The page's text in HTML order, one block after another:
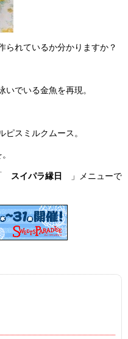
られているか分かりますか？
でいる金魚を再現。
スミルクムース。
スイパラ縁日
」メニューで